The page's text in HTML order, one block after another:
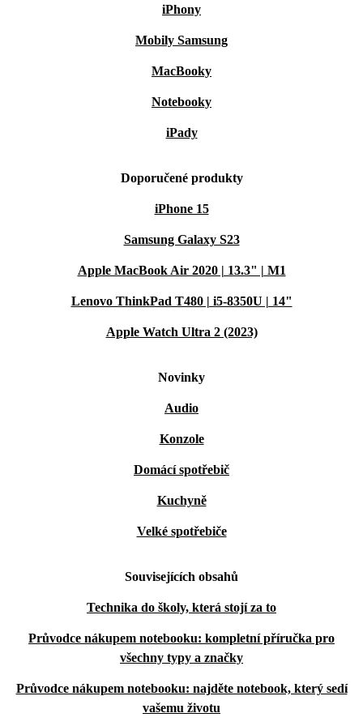
iPhony
Mobily Samsung
MacBooky
Notebooky
iPady
Doporučené produkty
iPhone 15
Samsung Galaxy S23
Apple MacBook Air 2020 | 13.3" | M1
Lenovo ThinkPad T480 | i5-8350U | 14"
Apple Watch Ultra 2 (2023)
Novinky
Audio
Konzole
Domácí spotřebič
Kuchyně
Velké spotřebiče
Souvisejících obsahů
Technika do školy, která stojí za to
Průvodce nákupem notebooku: kompletní příručka pro
všechny typy a značky
Průvodce nákupem notebooku: najděte notebook, který sedí
vašemu životu